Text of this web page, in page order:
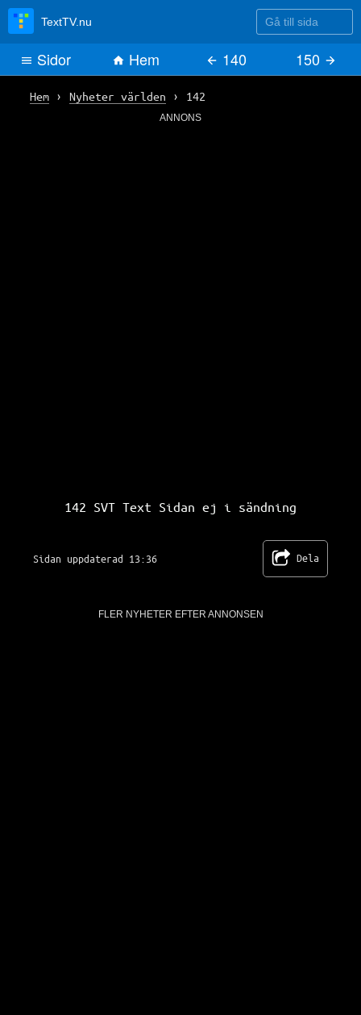
Hem› Nyheter världen › 142
ANNONS
142 SVT Text Sidan ej i sändning
Sidan uppdaterad 13:36 Dela
FLER NYHETER EFTER ANNONSEN
TextTV.nu Gå till sida
Sidor Hem 140 150